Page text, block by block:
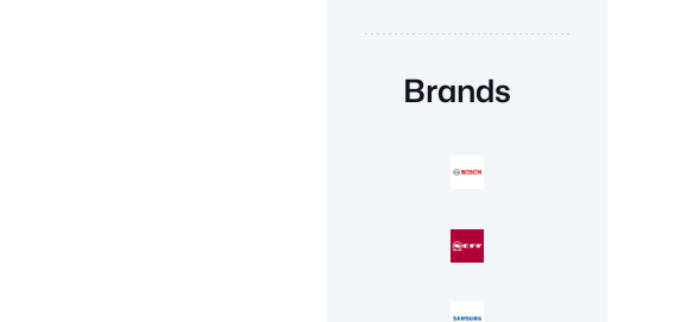
Brands